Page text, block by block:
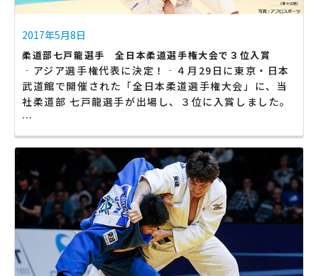
2017年5月8日
柔道部七戸龍選手 全日本柔道選手権大会で３位入賞
‐アジア選手権代表に決定！‐４月29日に東京・日本
武道館で開催された「全日本柔道選手権大会」に、当
社柔道部 七戸龍選手が出場し、３位に入賞しました。
…